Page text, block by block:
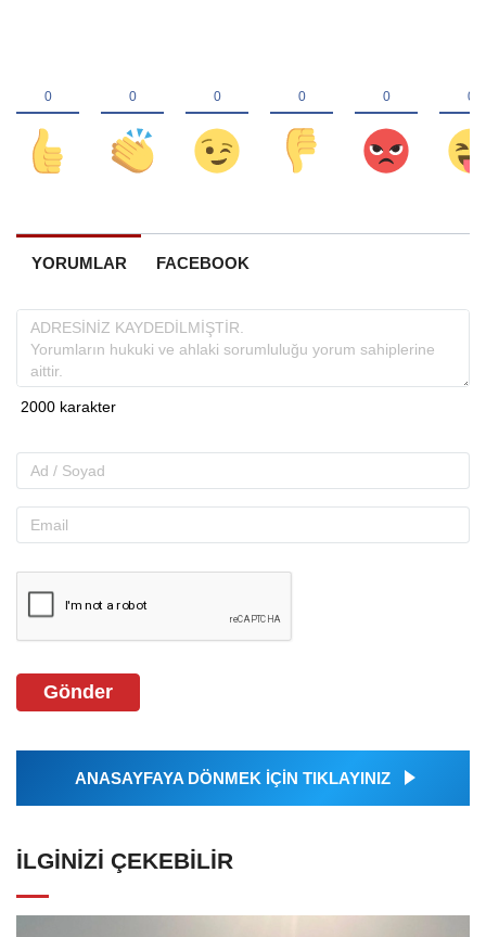
YORUMLAR FACEBOOK
Gönder
ANASAYFAYA DÖNMEK İÇİN TIKLAYINIZ
İLGINIZI ÇEKEBILIR